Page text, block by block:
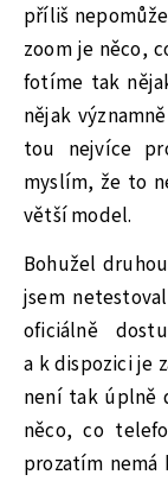
příliš
zoom je něco,
fotíme tak
nějak
tou nejvíce
myslím, že to
větší model.
Bohužel
jsem
oficiálně
a k dispozici je
není tak úplně
něco, co
prozatím